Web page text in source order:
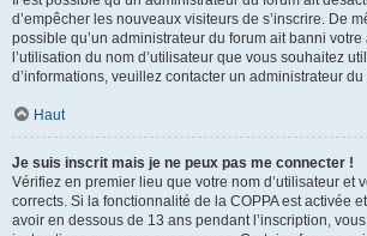
d’empêcher les nouveaux visiteurs de s’inscrire. De
possible qu’un administrateur du forum ait banni
l’utilisation du nom d’utilisateur que vous souhaitez
d’informations, veuillez contacter un administrateur du
Haut
Je suis inscrit mais je ne peux pas me connecter !
Vérifiez en premier lieu que votre nom d’utilisateur et
corrects. Si la fonctionnalité de la COPPA est activée
avoir en dessous de 13 ans pendant l’inscription,